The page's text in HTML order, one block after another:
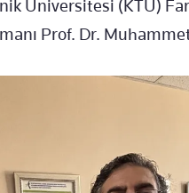
Üniversitesi (KTÜ)
Prof. Dr.